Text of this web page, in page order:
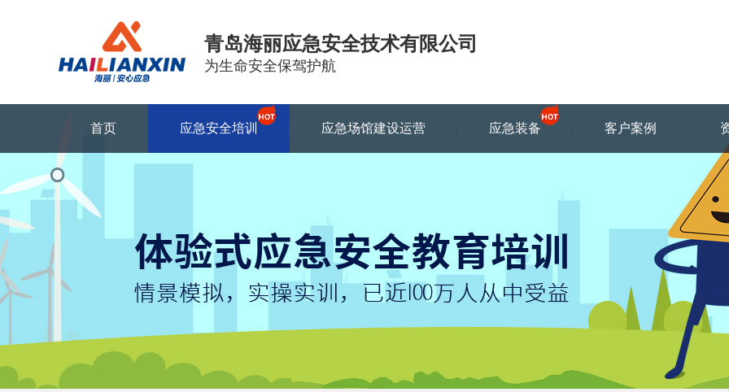
青岛海丽应急安全技术有限公司
为生命安全保驾护航
首页 应急安全培训 应急场馆建设运营 应急装备 客户案例